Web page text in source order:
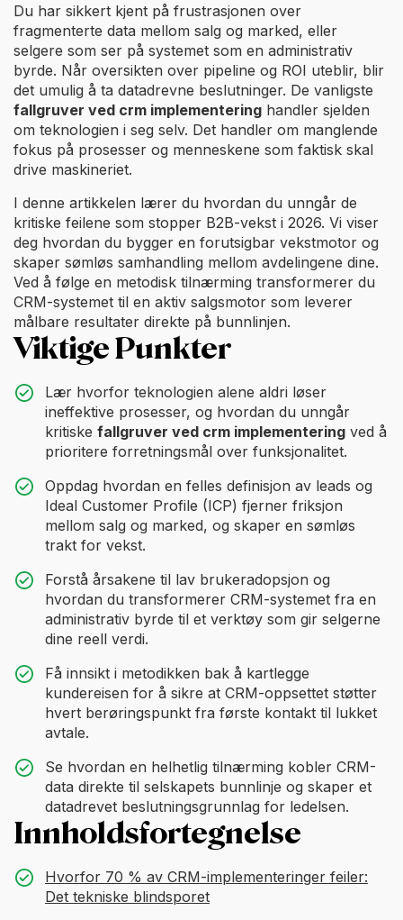
Du har sikkert kjent på frustrasjonen over
fragmenterte data mellom salg og marked, eller
selgere som ser på systemet som en administrativ
byrde. Når oversikten over pipeline og ROI uteblir, blir
det umulig å ta datadrevne beslutninger. De vanligste
fallgruver ved crm implementering handler sjelden
om teknologien i seg selv. Det handler om manglende
fokus på prosesser og menneskene som faktisk skal
drive maskineriet.
I denne artikkelen lærer du hvordan du unngår de
kritiske feilene som stopper B2B-vekst i 2026. Vi viser
deg hvordan du bygger en forutsigbar vekstmotor og
skaper sømløs samhandling mellom avdelingene dine.
Ved å følge en metodisk tilnærming transformerer du
CRM-systemet til en aktiv salgsmotor som leverer
målbare resultater direkte på bunnlinjen.
Viktige Punkter
Lær hvorfor teknologien alene aldri løser
ineffektive prosesser, og hvordan du unngår
kritiske fallgruver ved crm implementering ved å
prioritere forretningsmål over funksjonalitet.
Oppdag hvordan en felles definisjon av leads og
Ideal Customer Profile (ICP) fjerner friksjon
mellom salg og marked, og skaper en sømløs
trakt for vekst.
Forstå årsakene til lav brukeradopsjon og
hvordan du transformerer CRM-systemet fra en
administrativ byrde til et verktøy som gir selgerne
dine reell verdi.
Få innsikt i metodikken bak å kartlegge
kundereisen for å sikre at CRM-oppsettet støtter
hvert berøringspunkt fra første kontakt til lukket
avtale.
Se hvordan en helhetlig tilnærming kobler CRM-
data direkte til selskapets bunnlinje og skaper et
datadrevet beslutningsgrunnlag for ledelsen.
Innholdsfortegnelse
Hvorfor 70 % av CRM-implementeringer feiler:
Det tekniske blindsporet